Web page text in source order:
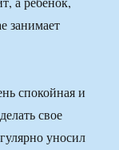
занимает
спокойная и
свое
уносил